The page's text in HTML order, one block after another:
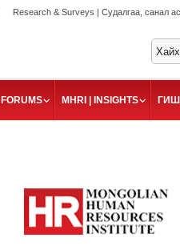
Research & Surveys | Судалгаа, санал
MHRI | INSIGHTS